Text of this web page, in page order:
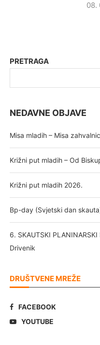
08.
PRETRAGA
NEDAVNE OBJAVE
Misa mladih – Misa
Križni put mladih – Od
Križni put mladih 2026.
Bp-day (Svjetski dan
6. SKAUTSKI
Drivenik
DRUŠTVENE MREŽE
FACEBOOK
YOUTUBE